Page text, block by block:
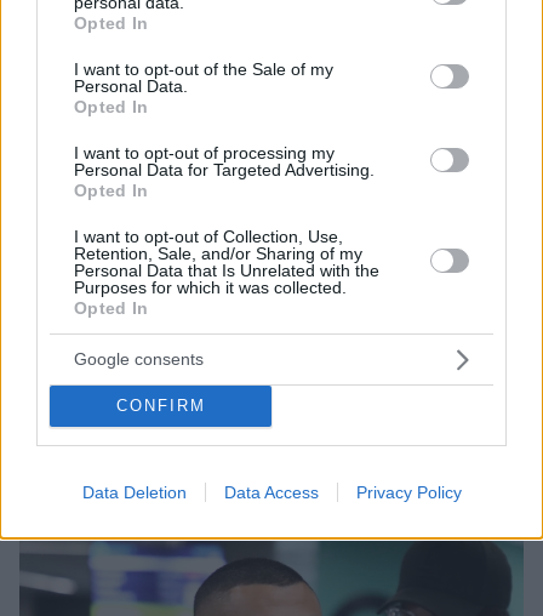
grant or deny consent to Google and its third-party tags to
use your data for below specified purposes in below Google
consent section.
Opted In
I want to opt-out of the Sale of my
Personal Data.
Opted In
I want to opt-out of processing my
Personal Data for Targeted Advertising.
Opted In
I want to opt-out of Collection, Use,
Retention, Sale, and/or Sharing of my
Personal Data that Is Unrelated with the
Purposes for which it was collected.
Opted In
Google consents
CONFIRM
Data Deletion Data Access Privacy Policy
Γιακουμάκης για τη μεταγραφή του στον ΠΑΟΚ: «Ποτέ
δεν το έπαιξα οπαδός, δεν περίμενα τόσο θερμή
υποδοχή» - Βίντεο
Τις πρώτες του δηλώσεις παραχώρησε ο Έλληνας
στράικερ και μεταξύ άλλων μίλησε για την υποδοχή
που του επιφύλασσε ο οργανισμός ΠΑΟΚ, ενώ είχε
τα καλύτερα να πει για τον Ραζβάν Λουτσέσκου
16.08.2025, 16:56 6